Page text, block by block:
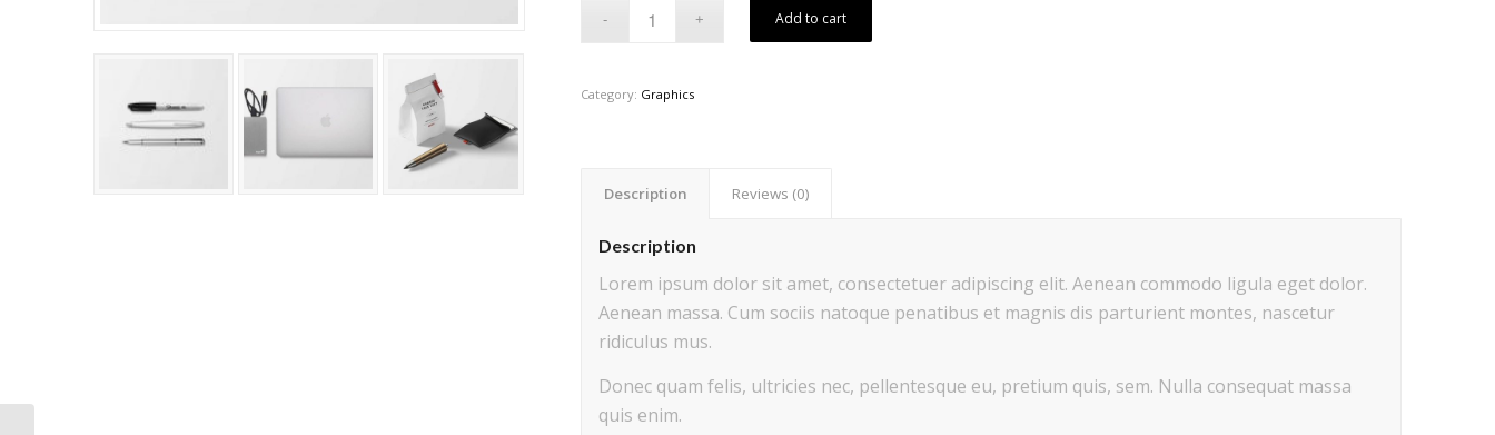
Add to cart
Category: Graphics
Description Reviews (0)
Description
Lorem ipsum dolor sit amet, consectetuer adipiscing elit. Aenean commodo ligula eget dolor.
Aenean massa. Cum sociis natoque penatibus et magnis dis parturient montes, nascetur
ridiculus mus.
Donec quam felis, ultricies nec, pellentesque eu, pretium quis, sem. Nulla consequat massa
quis enim.